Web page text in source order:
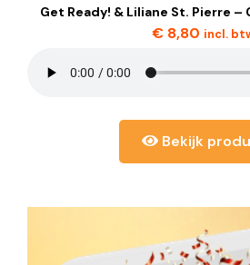
Get Ready! & Liliane St. Pierre
€ 8,80 incl.
Bekijk